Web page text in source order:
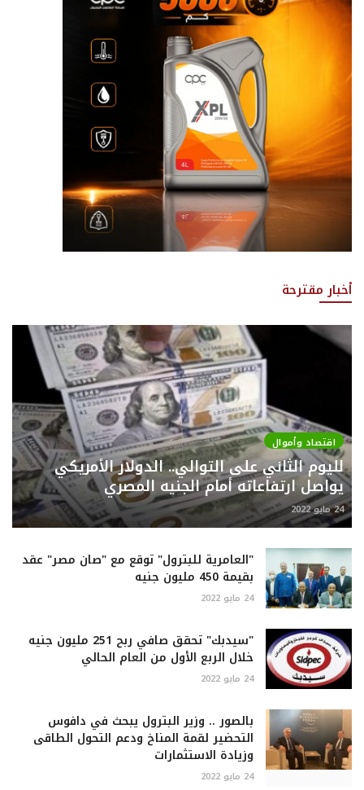
أخبار مقترحة
اقتصاد وأموال
لليوم الثاني على التوالي.. الدولار الأمريكي
يواصل ارتفاعاته أمام الجنيه المصري
24 مايو 2022
"العامرية للبترول" توقع مع "صان مصر" عقد
بقيمة 450 مليون جنيه
24 مايو 2022
"سيدبك" تحقق صافي ربح 251 مليون جنيه
خلال الربع الأول من العام الحالي
24 مايو 2022
بالصور .. وزير البترول يبحث في دافوس
التحضير لقمة المناخ ودعم التحول الطاقى
وزيادة الاستثمارات
24 مايو 2022